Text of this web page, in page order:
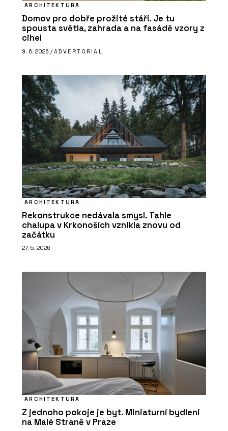
ARCHITEKTURA
Domov pro dobře prožité stáří. Je tu
spousta světla, zahrada a na fasádě vzory z
cihel
9. 6. 2026 / ADVERTORIAL
ARCHITEKTURA
Rekonstrukce nedávala smysl. Tahle
chalupa v Krkonoších vznikla znovu od
začátku
27. 5. 2026
ARCHITEKTURA
Z jednoho pokoje je byt. Miniaturní bydlení
na Malé Straně v Praze